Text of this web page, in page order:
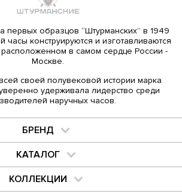
первых образцов “Штурманских” в 1949
часы конструируются и изготавливаются
расположенном в самом сердце России
Москве.
своей полувековой истории марка
удерживала лидерство среди
наручных часов.
БРЕНД
КАТАЛОГ
КОЛЛЕКЦИИ